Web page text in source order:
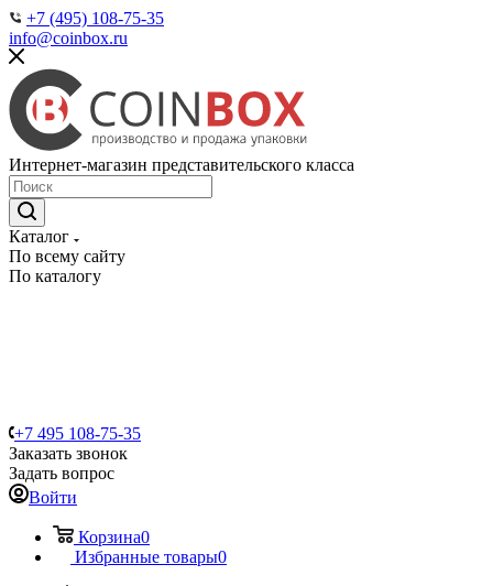
+7 (495) 108-75-35
info@coinbox.ru
Интернет-магазин представительского класса
Каталог
По всему сайту
По каталогу
+7 495 108-75-35
Заказать звонок
Задать вопрос
Войти
Корзина0
Избранные товары0